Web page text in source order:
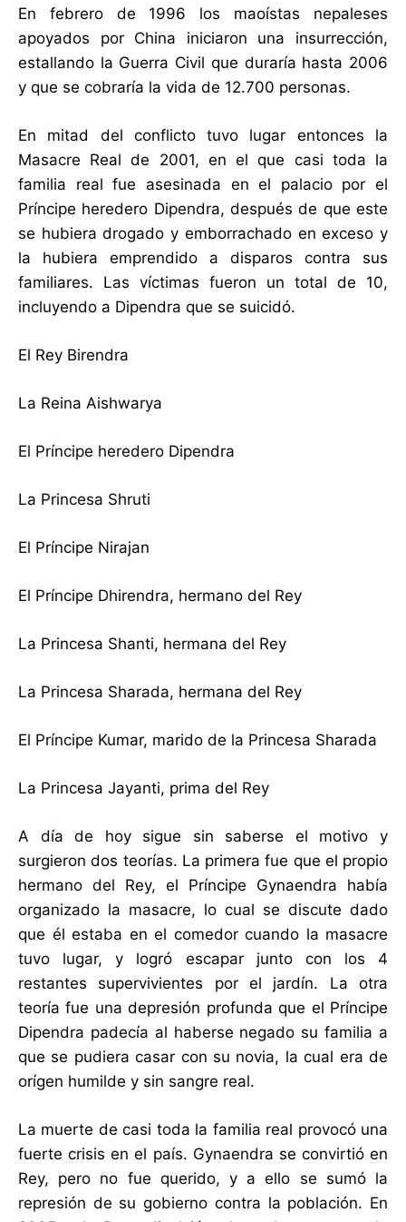
En febrero de 1996 los maoístas nepaleses
apoyados por China iniciaron una insurrección,
estallando la Guerra Civil que duraría hasta 2006
y que se cobraría la vida de 12.700 personas.
En mitad del conflicto tuvo lugar entonces la
Masacre Real de 2001, en el que casi toda la
familia real fue asesinada en el palacio por el
Príncipe heredero Dipendra, después de que este
se hubiera drogado y emborrachado en exceso y
la hubiera emprendido a disparos contra sus
familiares. Las víctimas fueron un total de 10,
incluyendo a Dipendra que se suicidó.
El Rey Birendra
La Reina Aishwarya
El Príncipe heredero Dipendra
La Princesa Shruti
El Príncipe Nirajan
El Príncipe Dhirendra, hermano del Rey
La Princesa Shanti, hermana del Rey
La Princesa Sharada, hermana del Rey
El Príncipe Kumar, marido de la Princesa Sharada
La Princesa Jayanti, prima del Rey
A día de hoy sigue sin saberse el motivo y
surgieron dos teorías. La primera fue que el propio
hermano del Rey, el Príncipe Gynaendra había
organizado la masacre, lo cual se discute dado
que él estaba en el comedor cuando la masacre
tuvo lugar, y logró escapar junto con los 4
restantes supervivientes por el jardín. La otra
teoría fue una depresión profunda que el Príncipe
Dipendra padecía al haberse negado su familia a
que se pudiera casar con su novia, la cual era de
orígen humilde y sin sangre real.
La muerte de casi toda la familia real provocó una
fuerte crisis en el país. Gynaendra se convirtió en
Rey, pero no fue querido, y a ello se sumó la
represión de su gobierno contra la población. En